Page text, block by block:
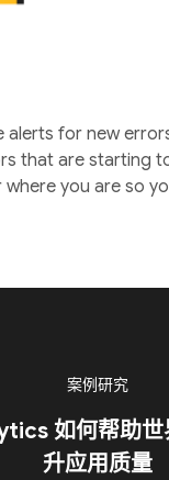
alerts for new
that are starting
you are so
案例研究
如何帮助世
升应用质量